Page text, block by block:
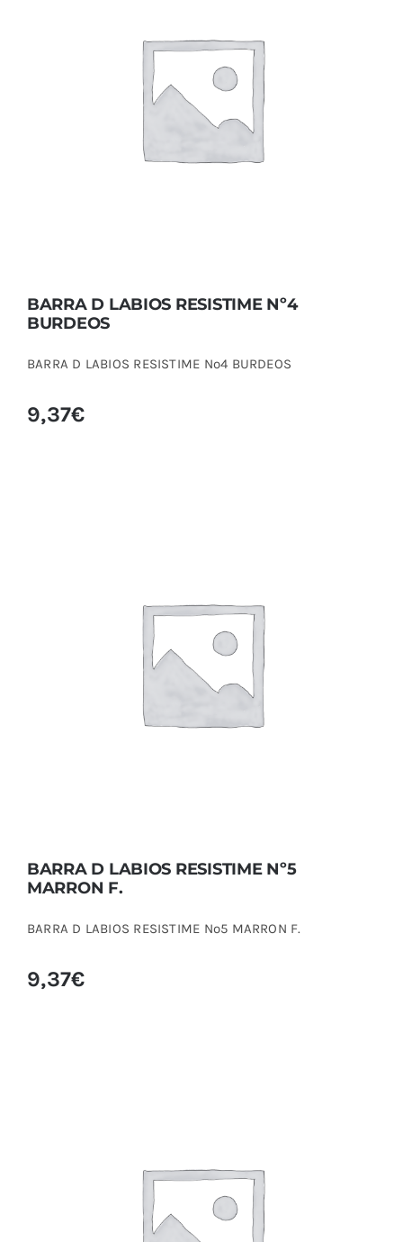
BARRA D LABIOS RESISTIME Nº4 BURDEOS
BARRA D LABIOS RESISTIME Nº4
BURDEOS
BARRA D LABIOS RESISTIME Nº4 BURDEOS
9,37€
BARRA D LABIOS RESISTIME Nº5 MARRON
F.
BARRA D LABIOS RESISTIME Nº5
MARRON F.
BARRA D LABIOS RESISTIME Nº5 MARRON F.
9,37€
LABIAL KISSPROOF